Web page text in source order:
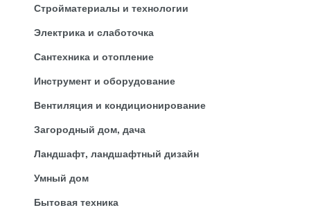
Стройматериалы и технологии
Электрика и слаботочка
Сантехника и отопление
Инструмент и оборудование
Вентиляция и кондиционирование
Загородный дом, дача
Ландшафт, ландшафтный дизайн
Умный дом
Бытовая техника